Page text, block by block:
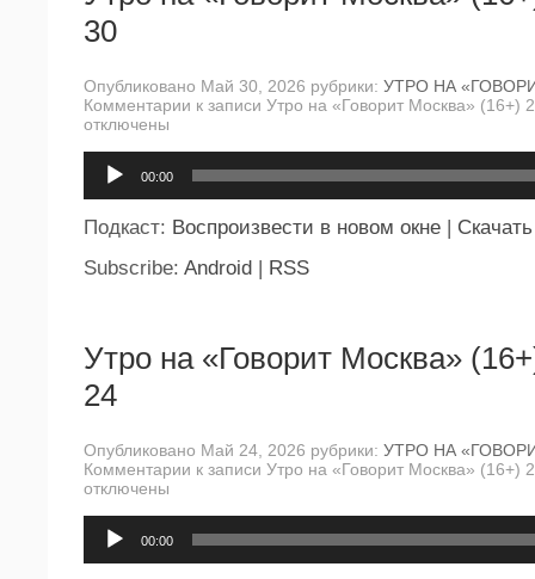
30
Опубликовано Май 30, 2026 рубрики: УТРО НА
Комментарии к записи Утро на «Говорит Москва» (16+)
отключены
00:00
Подкаст: Воспроизвести в новом окне | Скачать
Subscribe: Android | RSS
Утро на «Говорит Москва»
24
Опубликовано Май 24, 2026 рубрики: УТРО НА
Комментарии к записи Утро на «Говорит Москва» (16+)
отключены
00:00